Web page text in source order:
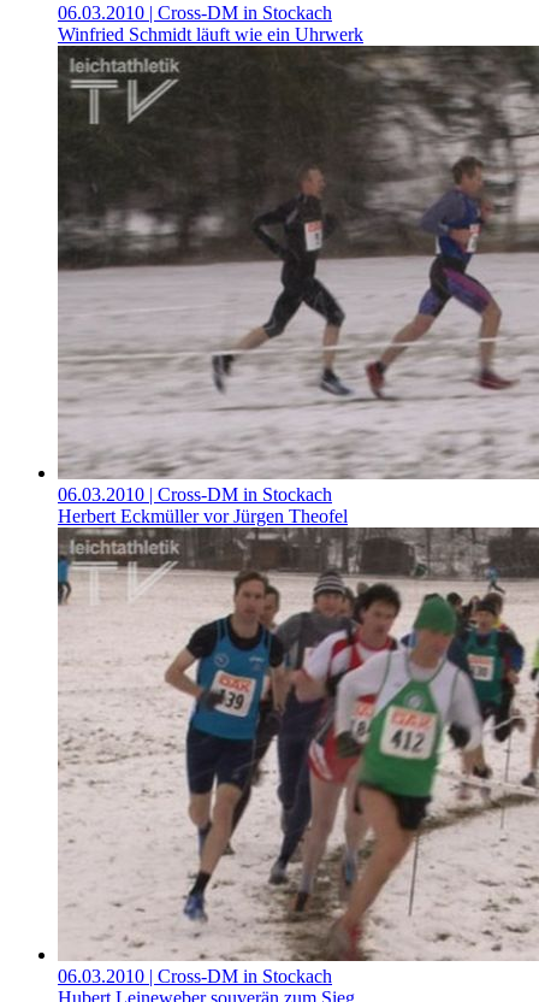
06.03.2010 | Cross-DM in Stockach
Winfried Schmidt läuft wie ein Uhrwerk
06.03.2010 | Cross-DM in Stockach
Herbert Eckmüller vor Jürgen Theofel
06.03.2010 | Cross-DM in Stockach